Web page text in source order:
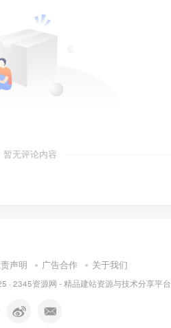
暂无评论内容
声明 广告合作 关于我们
· 2345资源网 - 精品建站资源与技术分享平台